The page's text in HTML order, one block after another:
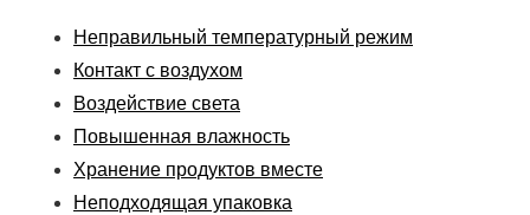
Неправильный температурный режим
Контакт с воздухом
Воздействие света
Повышенная влажность
Хранение продуктов вместе
Неподходящая упаковка